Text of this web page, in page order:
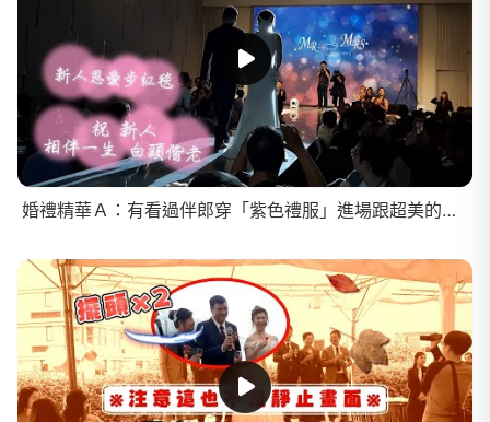
婚禮精華Ａ：有看過伴郎穿「紫色禮服」進場跟超美的「升降台紅毯」嗎！新人帶隊拚酒炸翻全場！